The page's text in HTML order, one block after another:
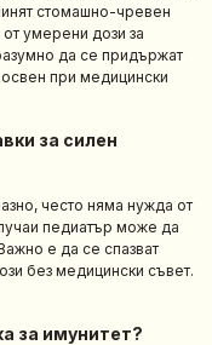
стомашно-чревен
умерени дози за
да се придържат
при медицински
за силен
често няма нужда от
педиатър може да
е да се спазват
без медицински съвет.
за имунитет?